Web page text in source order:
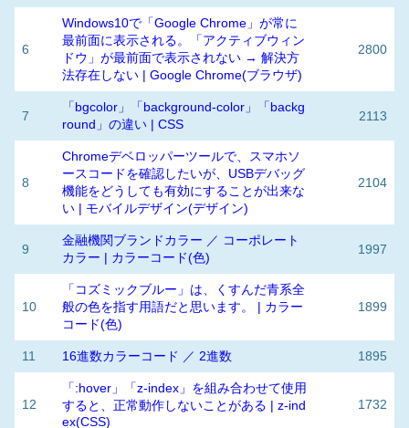
6
Windows10で「Google Chrome」が常に
最前面に表示される。「アクティブウィン
ドウ」が最前面で表示されない → 解決方
法存在しない | Google Chrome(ブラウザ)
2800
7
「bgcolor」「background-color」「backg
round」の違い | CSS
2113
8
Chromeデベロッパーツールで、スマホソ
ースコードを確認したいが、USBデバッグ
機能をどうしても有効にすることが出来な
い | モバイルデザイン(デザイン)
2104
9
金融機関ブランドカラー ／ コーポレート
カラー | カラーコード(色)
1997
10
「コズミックブルー」は、くすんだ青系全
般の色を指す用語だと思います。 | カラー
コード(色)
1899
11 16進数カラーコード ／ 2進数 1895
12
「:hover」「z-index」を組み合わせて使用
すると、正常動作しないことがある | z-ind
ex(CSS)
1732